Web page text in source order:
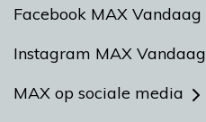
Facebook MAX Vandaag
Instagram MAX Vandaag
MAX op sociale media